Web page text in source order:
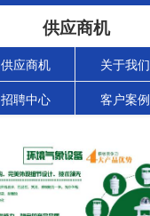
供应商机
供应商机 关于我们
招聘中心 客户案例